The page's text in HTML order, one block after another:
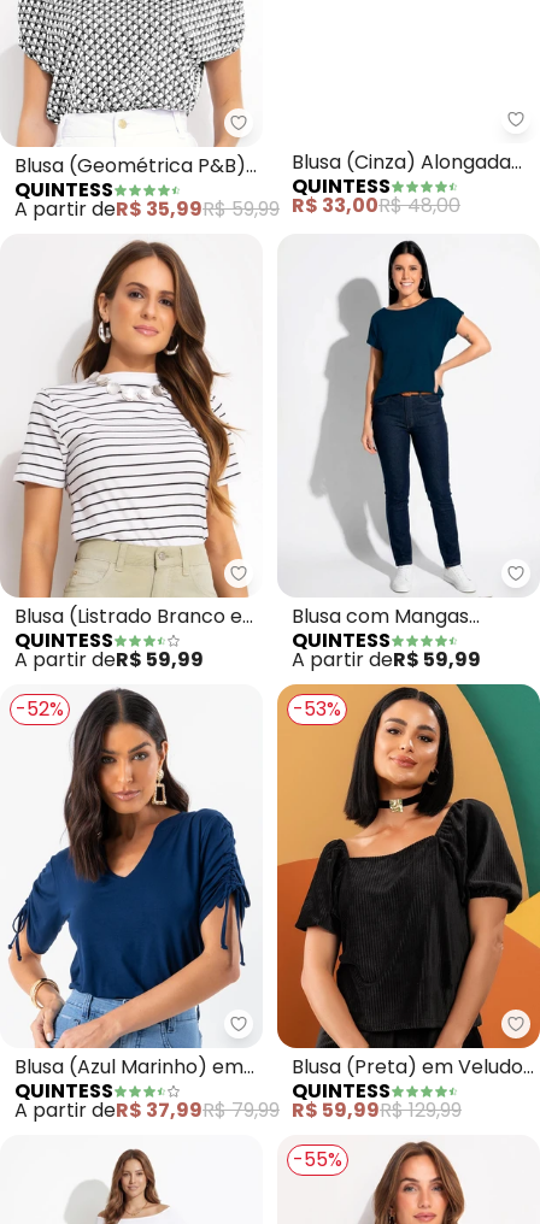
Quintess - Blusa (Geométrica
Blusa (Geométrica P&B)
com Ombros Franzidos
QUINTESS
A partir deR$ 35,99R$ 59,99
Blusa (Cinza) Alongada
com Manga Tulipa
QUINTESS
R$ 33,00R$ 48,00
Quintess - Blusa (Listrado
Blusa (Listrado Branco e
Preto) em Malha de
Algodã
QUINTESS
A partir deR$ 59,99
Blusa com Mangas
Curtas (Marinho)
QUINTESS
A partir deR$ 59,99
-52%
Quintess - Blusa (Azul
Blusa (Azul Marinho) em
Malha de Viscose
QUINTESS
A partir deR$ 37,99R$ 79,99
-53%
Blusa (Preta) em Veludo
Cotelê
QUINTESS
R$ 59,99R$ 129,99
-55%